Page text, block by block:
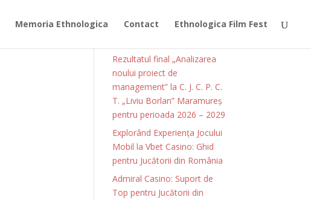
Memoria Ethnologica Contact Ethnologica Film Fest
Rezultatul final „Analizarea
noului proiect de
management” la C. J. C. P. C.
T. „Liviu Borlan” Maramureș
pentru perioada 2026 – 2029
Explorând Experiența Jocului
Mobil la Vbet Casino: Ghid
pentru Jucătorii din România
Admiral Casino: Suport de
Top pentru Jucătorii din